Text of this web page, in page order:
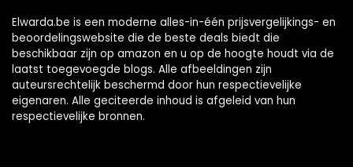
Elwarda.be is een moderne alles-in-één prijsvergelijkings- en
beoordelingswebsite die de beste deals biedt die
beschikbaar zijn op amazon en u op de hoogte houdt via de
laatst toegevoegde blogs. Alle afbeeldingen zijn
auteursrechtelijk beschermd door hun respectievelijke
eigenaren. Alle geciteerde inhoud is afgeleid van hun
respectievelijke bronnen.